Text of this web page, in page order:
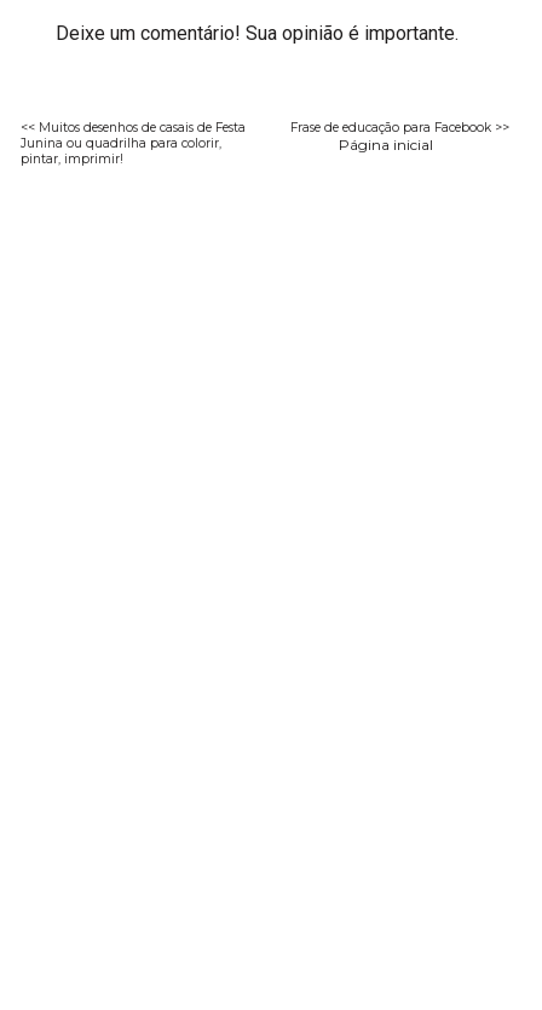
Deixe um comentário! Sua opinião é importante.
<< Muitos desenhos de casais de Festa
Junina ou quadrilha para colorir,
pintar, imprimir!
Frase de educação para Facebook >>
Página inicial